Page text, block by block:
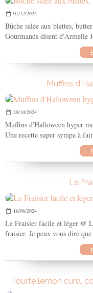
01/12/2024
Bûche salée aux blettes,
Gourmands disent d'Armelle
Muffins
29/10/2024
Muffins d'Halloween hyper
Une recette super sympa à
Le
16/06/2024
Le Fraisier facile et léger @
fraisier. Je peux vous dire
Tourte lemon curd,